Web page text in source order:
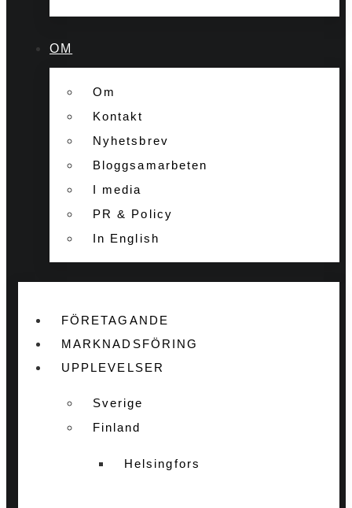
OM
Om
Kontakt
Nyhetsbrev
Bloggsamarbeten
I media
PR & Policy
In English
FÖRETAGANDE
MARKNADSFÖRING
UPPLEVELSER
Sverige
Finland
Helsingfors